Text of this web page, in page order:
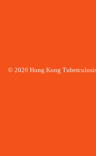
© 2026 Hong Kong